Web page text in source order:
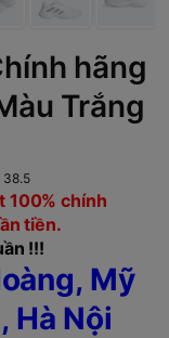
hãng
Trắng
38.5
100% chính
tiền.
!!!
Mỹ
Hà Nội